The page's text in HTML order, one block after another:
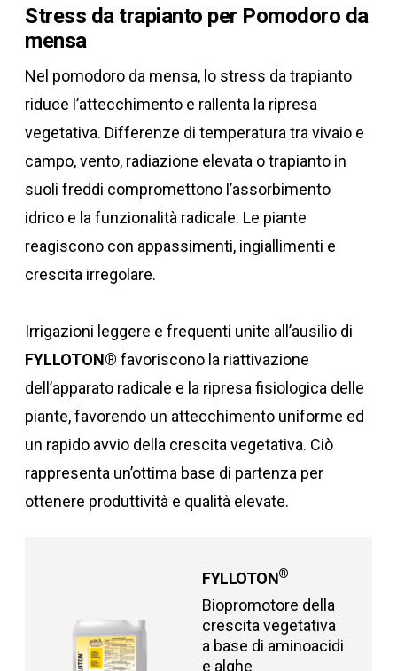
Stress da trapianto per Pomodoro da
mensa
Nel pomodoro da mensa, lo stress da trapianto
riduce l’attecchimento e rallenta la ripresa
vegetativa. Differenze di temperatura tra vivaio e
campo, vento, radiazione elevata o trapianto in
suoli freddi compromettono l’assorbimento
idrico e la funzionalità radicale. Le piante
reagiscono con appassimenti, ingiallimenti e
crescita irregolare.
Irrigazioni leggere e frequenti unite all’ausilio di
FYLLOTON® favoriscono la riattivazione
dell’apparato radicale e la ripresa fisiologica delle
piante, favorendo un attecchimento uniforme ed
un rapido avvio della crescita vegetativa. Ciò
rappresenta un’ottima base di partenza per
ottenere produttività e qualità elevate.
FYLLOTON®
Biopromotore della
crescita vegetativa
a base di aminoacidi
e alghe